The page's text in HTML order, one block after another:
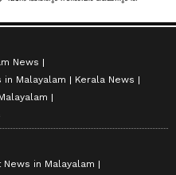
News
in Malayalam
Kerala News
in Malayalam